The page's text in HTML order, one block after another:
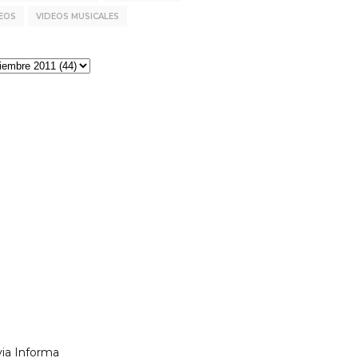
VIDEOS MUSICALES
Informa